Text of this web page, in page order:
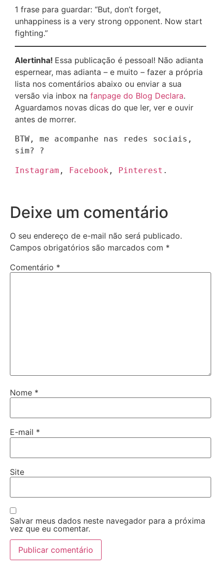
1 frase para guardar: “But, don’t forget,
unhappiness is a very strong opponent. Now start
fighting.”
Alertinha! Essa publicação é pessoal! Não adianta
espernear, mas adianta – e muito – fazer a própria
lista nos comentários abaixo ou enviar a sua
versão via inbox na fanpage do Blog Declara.
Aguardamos novas dicas do que ler, ver e ouvir
antes de morrer.
BTW, me acompanhe nas redes sociais,
sim? ?
Instagram , Facebook , Pinterest .
Deixe um comentário
O seu endereço de e-mail não será publicado.
Campos obrigatórios são marcados com *
Comentário *
Nome *
E-mail *
Site
Salvar meus dados neste navegador para a próxima
vez que eu comentar.